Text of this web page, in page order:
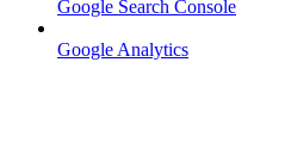
Google Search Console
Google Analytics